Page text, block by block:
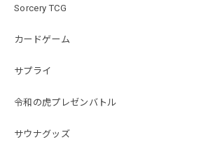
Sorcery TCG
カードゲーム
サプライ
令和の虎プレゼンバトル
サウナグッズ